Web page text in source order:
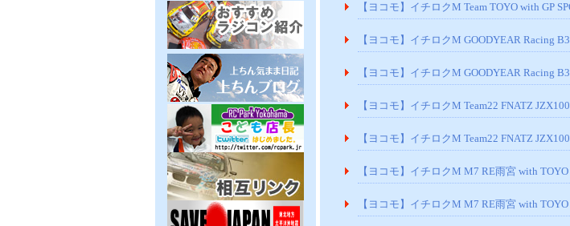
【ヨコモ】イチロクM Team TOYO with GP
【ヨコモ】イチロクM GOODYEAR Racing
【ヨコモ】イチロクM GOODYEAR Racing
【ヨコモ】イチロクM Team22 FNATZ
【ヨコモ】イチロクM Team22 FNATZ
【ヨコモ】イチロクM M7 RE雨宮 with
【ヨコモ】イチロクM M7 RE雨宮 with